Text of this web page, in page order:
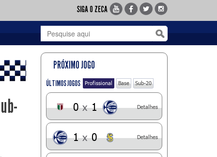
SIGA O ZECA
PRÓXIMO JOGO
ÚLTIMOS JOGOS Profissional Base Sub-20
0 x 1 Detalhes
1 x 0 Detalhes